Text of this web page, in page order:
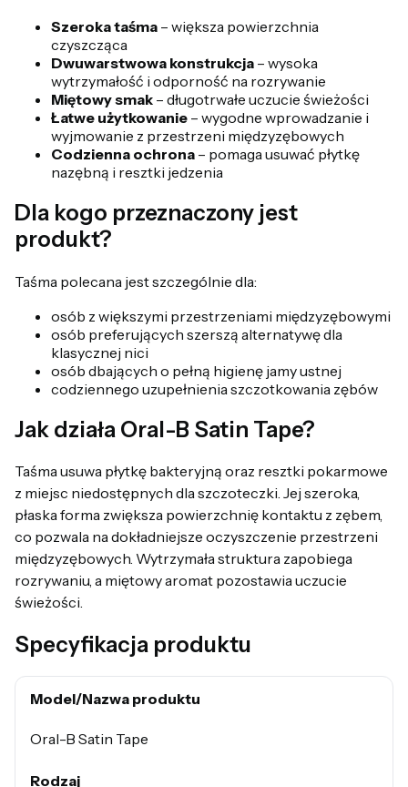
Szeroka taśma – większa powierzchnia
czyszcząca
Dwuwarstwowa konstrukcja – wysoka
wytrzymałość i odporność na rozrywanie
Miętowy smak – długotrwałe uczucie świeżości
Łatwe użytkowanie – wygodne wprowadzanie i
wyjmowanie z przestrzeni międzyzębowych
Codzienna ochrona – pomaga usuwać płytkę
nazębną i resztki jedzenia
Dla kogo przeznaczony jest
produkt?
Taśma polecana jest szczególnie dla:
osób z większymi przestrzeniami międzyzębowymi
osób preferujących szerszą alternatywę dla
klasycznej nici
osób dbających o pełną higienę jamy ustnej
codziennego uzupełnienia szczotkowania zębów
Jak działa Oral-B Satin Tape?
Taśma usuwa płytkę bakteryjną oraz resztki pokarmowe
z miejsc niedostępnych dla szczoteczki. Jej szeroka,
płaska forma zwiększa powierzchnię kontaktu z zębem,
co pozwala na dokładniejsze oczyszczenie przestrzeni
międzyzębowych. Wytrzymała struktura zapobiega
rozrywaniu, a miętowy aromat pozostawia uczucie
świeżości.
Specyfikacja produktu
Model/Nazwa produktu
Oral-B Satin Tape
Rodzaj